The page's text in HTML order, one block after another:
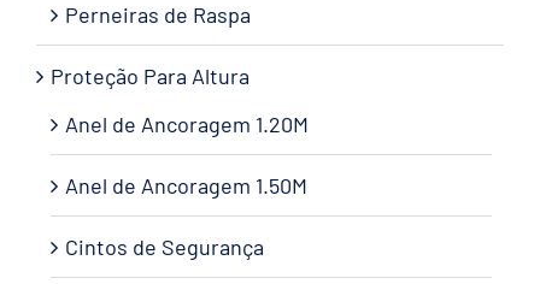
Perneiras de Raspa
Proteção Para Altura
Anel de Ancoragem 1.20M
Anel de Ancoragem 1.50M
Cintos de Segurança